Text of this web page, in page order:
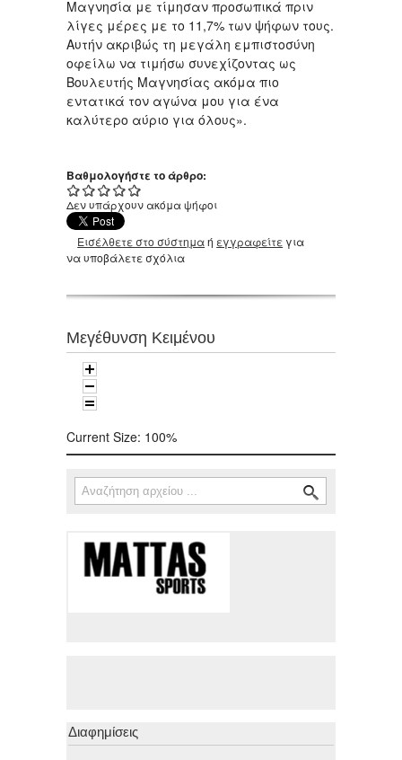
Μαγνησία με τίμησαν προσωπικά πριν
λίγες μέρες με το 11,7% των ψήφων τους.
Αυτήν ακριβώς τη μεγάλη εμπιστοσύνη
οφείλω να τιμήσω συνεχίζοντας ως
Βουλευτής Μαγνησίας ακόμα πιο
εντατικά τον αγώνα μου για ένα
καλύτερο αύριο για όλους».
Βαθμολογήστε το άρθρο:
Δεν υπάρχουν ακόμα ψήφοι
Εισέλθετε στο σύστημαή εγγραφείτε για
να υποβάλετε σχόλια
Μεγέθυνση Κειμένου
Current Size: 100%
Φόρμα αναζήτησης
Αναζήτηση
Διαφημίσεις